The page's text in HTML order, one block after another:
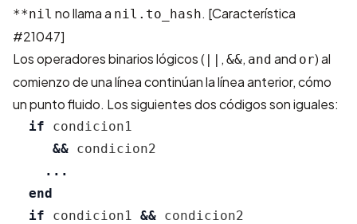
**nil no llama a nil.to_hash. [Característica
#21047]
Los operadores binarios lógicos ( || , &&, and and or) al
comienzo de una línea continúan la línea anterior, cómo
un punto fluido. Los siguientes dos códigos son iguales:
if
condicion1
&& condicion2
...
end
if
condicion1 && condicion2